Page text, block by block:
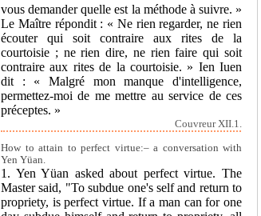
vous demander quelle est la méthode à suivre. »
Le Maître répondit : « Ne rien regarder, ne rien
écouter qui soit contraire aux rites de la
courtoisie ; ne rien dire, ne rien faire qui soit
contraire aux rites de la courtoisie. » Ien Iuen
dit : « Malgré mon manque d'intelligence,
permettez-moi de me mettre au service de ces
préceptes. »
Couvreur XII.1.
How to attain to perfect virtue:– a conversation with
Yen Yüan.
1. Yen Yüan asked about perfect virtue. The
Master said, "To subdue one's self and return to
propriety, is perfect virtue. If a man can for one